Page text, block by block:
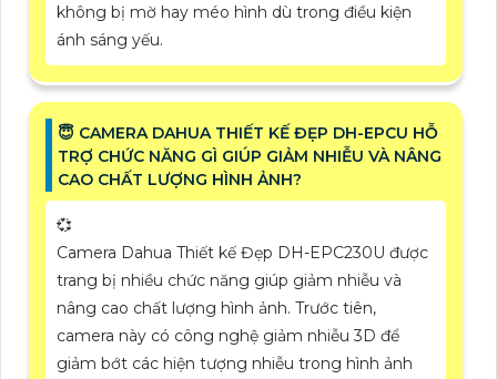
không bị mờ hay méo hình dù trong điều kiện
ánh sáng yếu.
😇 CAMERA DAHUA THIẾT KẾ ĐẸP DH-EPCU HỖ
TRỢ CHỨC NĂNG GÌ GIÚP GIẢM NHIỄU VÀ NÂNG
CAO CHẤT LƯỢNG HÌNH ẢNH?
💞
Camera Dahua Thiết kế Đẹp DH-EPC230U được
trang bị nhiều chức năng giúp giảm nhiễu và
nâng cao chất lượng hình ảnh. Trước tiên,
camera này có công nghệ giảm nhiễu 3D để
giảm bớt các hiện tượng nhiễu trong hình ảnh